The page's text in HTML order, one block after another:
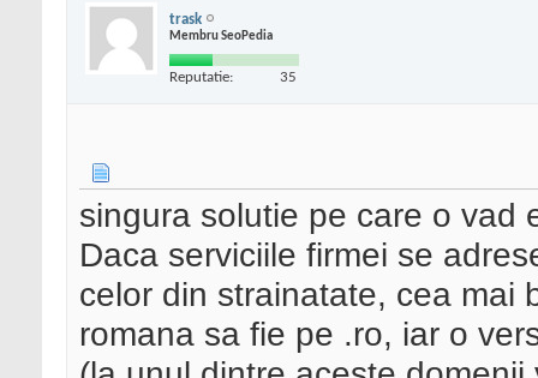
trask
Membru SeoPedia
Reputatie: 35
singura solutie pe care o vad
Daca serviciile firmei se
celor din strainatate, cea mai
romana sa fie pe .ro, iar o